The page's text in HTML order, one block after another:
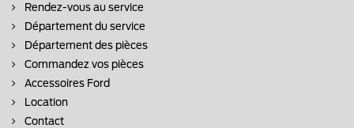
Rendez-vous au service
Département du service
Département des pièces
Commandez vos pièces
Accessoires Ford
Location
Contact